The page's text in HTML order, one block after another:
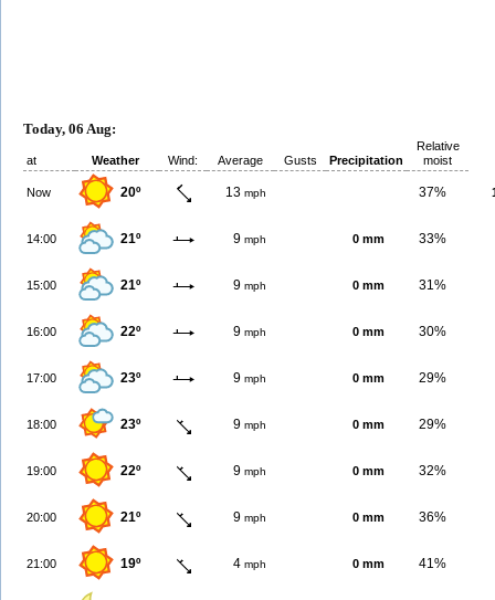
Today, 06 Aug:
at Weather Wind: Average Gusts Precipitation
Relative
moist
Now 20º 13 mph 37%
14:00 21º 9 mph 0 mm 33%
15:00 21º 9 mph 0 mm 31%
16:00 22º 9 mph 0 mm 30%
17:00 23º 9 mph 0 mm 29%
18:00 23º 9 mph 0 mm 29%
19:00 22º 9 mph 0 mm 32%
20:00 21º 9 mph 0 mm 36%
21:00 19º 4 mph 0 mm 41%